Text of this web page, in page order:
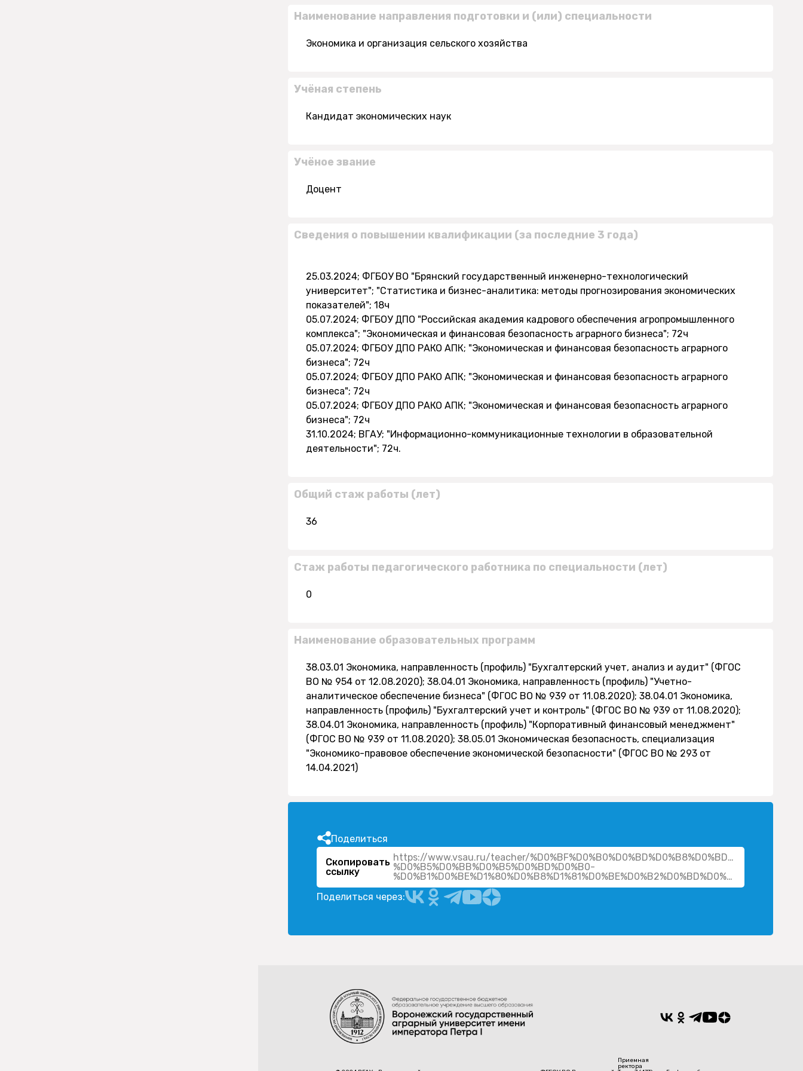
Наименование направления подготовки и (или) специальности
Экономика и организация сельского хозяйства
Учёная степень
Кандидат экономических наук
Учёное звание
Доцент
Сведения о повышении квалификации (за последние 3 года)
25.03.2024; ФГБОУ ВО "Брянский государственный инженерно-технологический
университет"; "Статистика и бизнес-аналитика: методы прогнозирования экономических
показателей"; 18ч
05.07.2024; ФГБОУ ДПО "Российская академия кадрового обеспечения агропромышленного
комплекса"; "Экономическая и финансовая безопасность аграрного бизнеса"; 72ч
05.07.2024; ФГБОУ ДПО РАКО АПК; "Экономическая и финансовая безопасность аграрного
бизнеса"; 72ч
05.07.2024; ФГБОУ ДПО РАКО АПК; "Экономическая и финансовая безопасность аграрного
бизнеса"; 72ч
05.07.2024; ФГБОУ ДПО РАКО АПК; "Экономическая и финансовая безопасность аграрного
бизнеса"; 72ч
31.10.2024; ВГАУ; "Информационно-коммуникационные технологии в образовательной
деятельности"; 72ч.
Общий стаж работы (лет)
36
Стаж работы педагогического работника по специальности (лет)
0
Наименование образовательных программ
38.03.01 Экономика, направленность (профиль) "Бухгалтерский учет, анализ и аудит" (ФГОС
ВО № 954 от 12.08.2020); 38.04.01 Экономика, направленность (профиль) "Учетно-
аналитическое обеспечение бизнеса" (ФГОС ВО № 939 от 11.08.2020); 38.04.01 Экономика,
направленность (профиль) "Бухгалтерский учет и контроль" (ФГОС ВО № 939 от 11.08.2020);
38.04.01 Экономика, направленность (профиль) "Корпоративный финансовый менеджмент"
(ФГОС ВО № 939 от 11.08.2020); 38.05.01 Экономическая безопасность, специализация
"Экономико-правовое обеспечение экономической безопасности" (ФГОС ВО № 293 от
14.04.2021)
Поделиться
Скопировать
ссылку
https://www.vsau.ru/teacher/%D0%BF%D0%B0%D0%BD%D0%B8%D0%BD%D0%B0-
%D0%B5%D0%BB%D0%B5%D0%BD%D0%B0-
%D0%B1%D0%BE%D1%80%D0%B8%D1%81%D0%BE%D0%B2%D0%BD%D0%B0/
Поделиться через:
Приемная
ректора